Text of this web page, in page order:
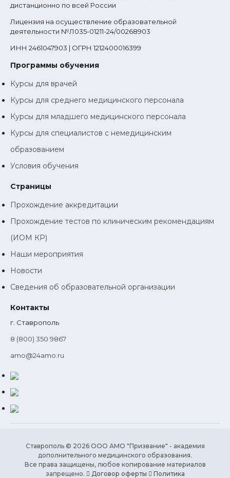
дистанционно по всей России
Лицензия на осуществление образовательной
деятельности №Л035-01211-24/00268903
ИНН 2461047903 | ОГРН 1212400016399
Программы обучения
Курсы для врачей
Курсы для среднего медицинского персонала
Курсы для младшего медицинского персонала
Курсы для специалистов с немедицинским
образованием
Условия обучения
Страницы
Прохождение аккредитации
Прохождение тестов по клиническим рекомендациям
(ИОМ КР)
Наши мероприятия
Новости
Сведения об образовательной организации
Контакты
г. Ставрополь
8 (800) 350 9867
amo@24amo.ru
Ставрополь © 2026 ООО АМО "Призвание" - академия
дополнительного медицинского образования.
Все права защищены, любое копирование материалов
запрещено.
Договор оферты
Политика